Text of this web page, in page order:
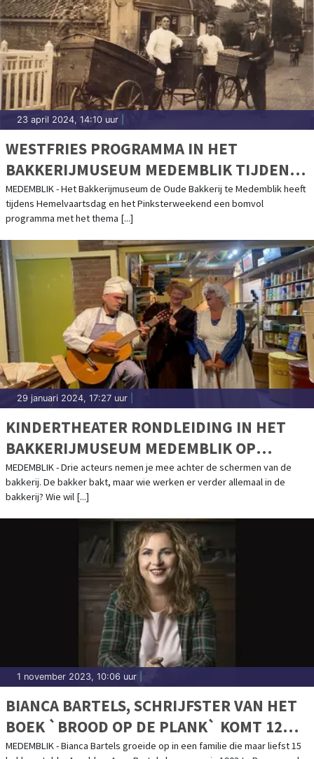
23 april 2024, 14:10 uur
WESTFRIES PROGRAMMA IN HET
BAKKERIJMUSEUM MEDEMBLIK TIJDENS
HEMELVAART EN PINKSTERWEEKEND
2024
MEDEMBLIK - Het Bakkerijmuseum de Oude Bakkerij te Medemblik heeft
tijdens Hemelvaartsdag en het Pinksterweekend een bomvol
programma met het thema [...]
29 januari 2024, 17:27 uur
KINDERTHEATER RONDLEIDING IN HET
BAKKERIJMUSEUM MEDEMBLIK OP
ZONDAG 4 FEBRUARI
MEDEMBLIK - Drie acteurs nemen je mee achter de schermen van de
bakkerij. De bakker bakt, maar wie werken er verder allemaal in de
bakkerij? Wie wil [...]
1 november 2023, 10:06 uur
BIANCA BARTELS, SCHRIJFSTER VAN HET
BOEK `BROOD OP DE PLANK` KOMT 12
NOVEMBER A.S. NAAR HET
MEDEMBLIK - Bianca Bartels groeide op in een familie die maar liefst 15